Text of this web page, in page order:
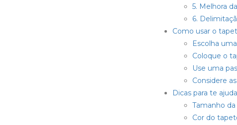
5. Melhora
6.
Como usar o
Escolha
Coloque o
Use uma
Considere
Dicas para te
Tamanho da
Cor do